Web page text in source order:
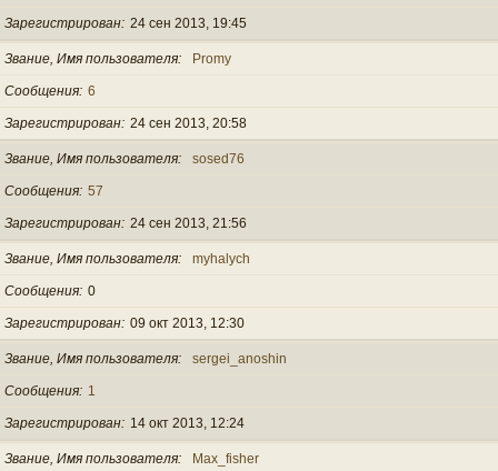
Зарегистрирован 24 сен 2013, 19:45
Звание, Имя пользователя Promy
Сообщения 6
Зарегистрирован 24 сен 2013, 20:58
Звание, Имя пользователя sosed76
Сообщения 57
Зарегистрирован 24 сен 2013, 21:56
Звание, Имя пользователя myhalych
Сообщения 0
Зарегистрирован 09 окт 2013, 12:30
Звание, Имя пользователя sergei_anoshin
Сообщения 1
Зарегистрирован 14 окт 2013, 12:24
Звание, Имя пользователя Max_fisher